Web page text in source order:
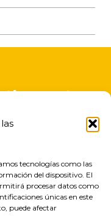
tecnologías como las
del dispositivo. El
procesar datos como
únicas en este
puede afectar
nesta
gratuita